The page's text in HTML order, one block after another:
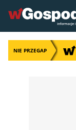
NIE PRZEGAP